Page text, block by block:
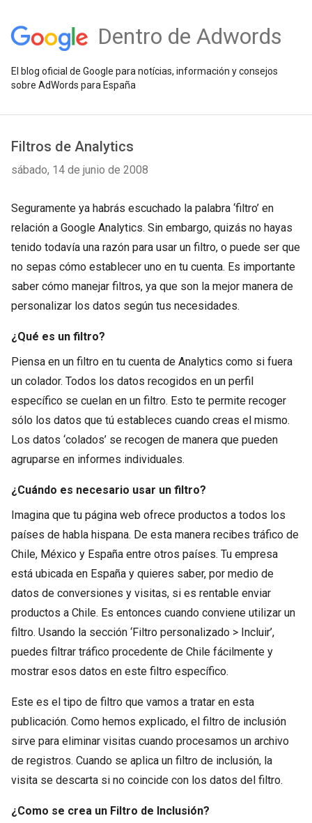
Dentro de Adwords
El blog oficial de Google para notícias, información y consejos
sobre AdWords para España
Filtros de Analytics
sábado, 14 de junio de 2008
Seguramente ya habrás escuchado la palabra ‘filtro’ en
relación a Google Analytics. Sin embargo, quizás no hayas
tenido todavía una razón para usar un filtro, o puede ser que
no sepas cómo establecer uno en tu cuenta. Es importante
saber cómo manejar filtros, ya que son la mejor manera de
personalizar los datos según tus necesidades.
¿Qué es un filtro?
Piensa en un filtro en tu cuenta de Analytics como si fuera
un colador. Todos los datos recogidos en un perfil
específico se cuelan en un filtro. Esto te permite recoger
sólo los datos que tú estableces cuando creas el mismo.
Los datos ‘colados’ se recogen de manera que pueden
agruparse en informes individuales.
¿Cuándo es necesario usar un filtro?
Imagina que tu página web ofrece productos a todos los
países de habla hispana. De esta manera recibes tráfico de
Chile, México y España entre otros países. Tu empresa
está ubicada en España y quieres saber, por medio de
datos de conversiones y visitas, si es rentable enviar
productos a Chile. Es entonces cuando conviene utilizar un
filtro. Usando la sección ‘Filtro personalizado > Incluir’,
puedes filtrar tráfico procedente de Chile fácilmente y
mostrar esos datos en este filtro específico.
Este es el tipo de filtro que vamos a tratar en esta
publicación. Como hemos explicado, el filtro de inclusión
sirve para eliminar visitas cuando procesamos un archivo
de registros. Cuando se aplica un filtro de inclusión, la
visita se descarta si no coincide con los datos del filtro.
¿Como se crea un Filtro de Inclusión?